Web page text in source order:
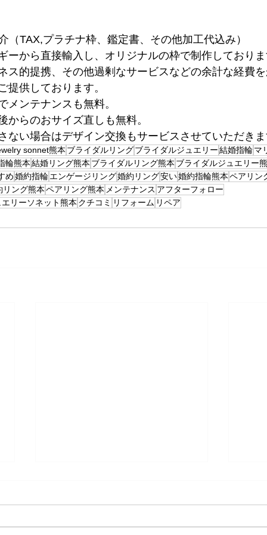
（TAX,プラチナ枠、鑑定書、その他加工代込み）
ーから直接輸入し、オリジナルの枠で制作しており
ス的提携、その他過剰なサービスなどの余計な経費
提供しております。
メンテナンスも無料。
からのおサイズ直しも無料。
ない場合はデザイン交換もサービスさせていただき
sonnet熊本 ブライダルリングブライダルジュエリー結婚指輪 マ
輪熊本結婚リング熊本 ブライダルリング熊本 ブライダルジュエリー
め婚約指輪 エンゲージリング婚約リング安い婚約指輪熊本ペアリン
リング熊本ペアリング熊本 メンテナンス アフターフォロー
リーソネット熊本 クチコミ リフォーム リペア